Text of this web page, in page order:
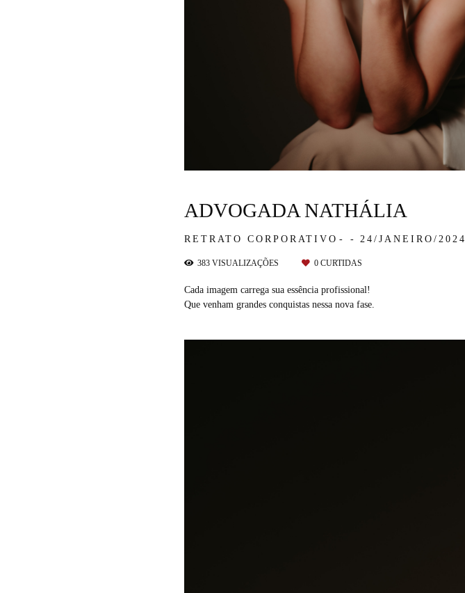
RETRATO CORPORATIVO 24/JANEIRO/2024
ADVOGADA NATHÁLIA
383 VISUALIZAÇÕES 0 CURTIDAS
Cada imagem carrega sua essência profissional!
Que venham grandes conquistas nessa nova fase.